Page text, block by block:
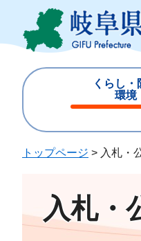
ジ
ュ
くらし・
環境
じ
トップページ > 入札・
入札・